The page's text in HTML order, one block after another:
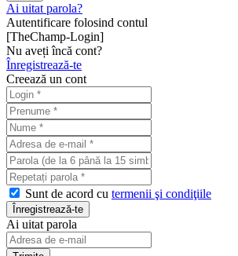
Ai uitat parola?
Autentificare folosind contul
[TheChamp-Login]
Nu aveți încă cont?
Înregistrează-te
Creează un cont
Sunt de acord cu termenii şi condiţiile
Ai uitat parola